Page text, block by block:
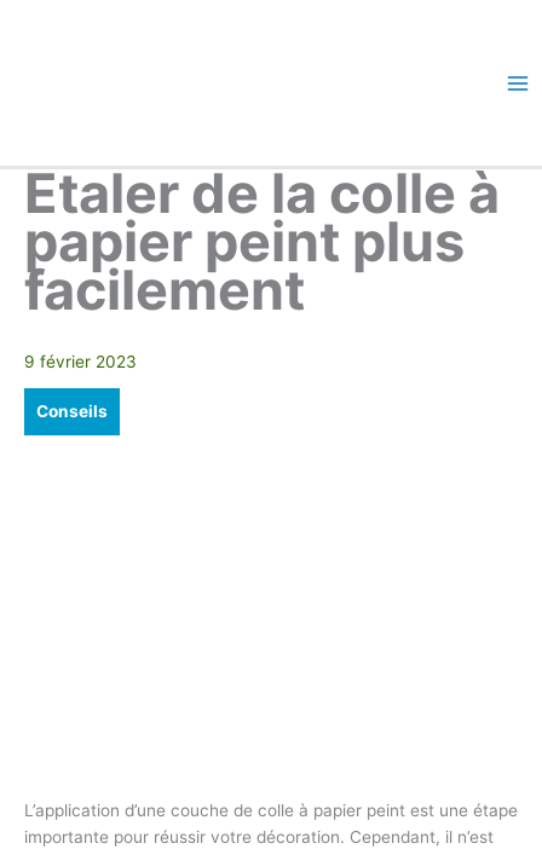
Etaler de la colle à
papier peint plus
facilement
9 février 2023
Conseils
L’application d’une couche de colle à papier peint est une étape
importante pour réussir votre décoration. Cependant, il n’est